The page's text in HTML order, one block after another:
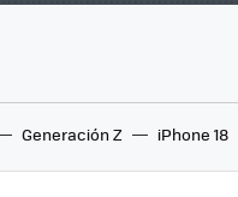
Generación Z iPhone 18